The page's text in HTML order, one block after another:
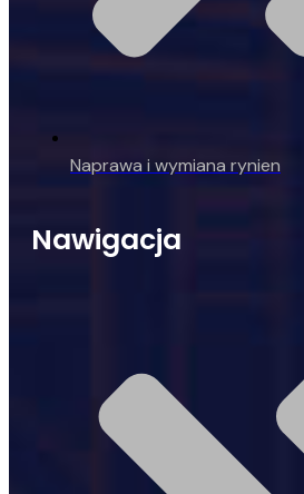
Naprawa i wymiana rynien
Nawigacja